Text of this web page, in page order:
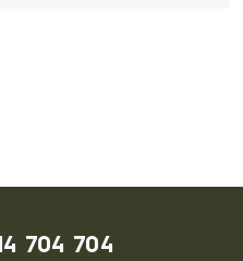
704 704